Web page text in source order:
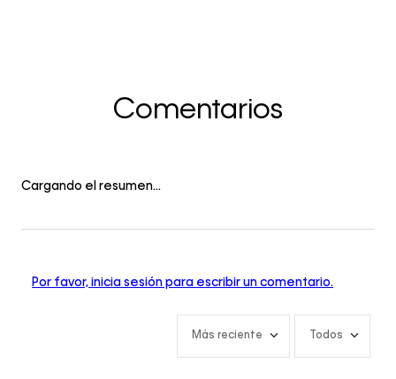
Comentarios
Cargando el resumen…
Por favor, inicia sesión para escribir un comentario.
Más reciente Todos